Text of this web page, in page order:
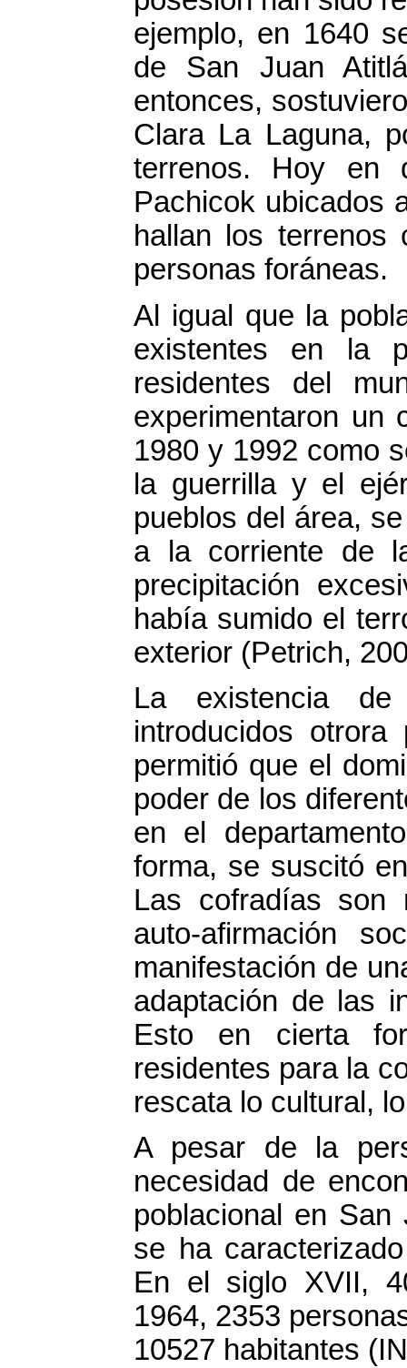
ejemplo, en 1640
de San Juan
entonces,
Clara La Laguna,
terrenos. Hoy en
Pachicok ubicados
hallan los
personas foráneas.
Al igual que la
existentes en la
residentes del
experimentaron un
1980 y 1992 como
la guerrilla y el
pueblos del área,
a la corriente de
precipitación
había sumido el
exterior (Petrich,
La existencia de
introducidos otrora
permitió que el
poder de los
en el
forma, se suscitó
Las cofradías son
auto-afirmación
manifestación de
adaptación de las
Esto en cierta
residentes para la
rescata lo cultural,
A pesar de la
necesidad de
poblacional en
se ha
En el siglo XVII,
1964, 2353
10527 habitantes